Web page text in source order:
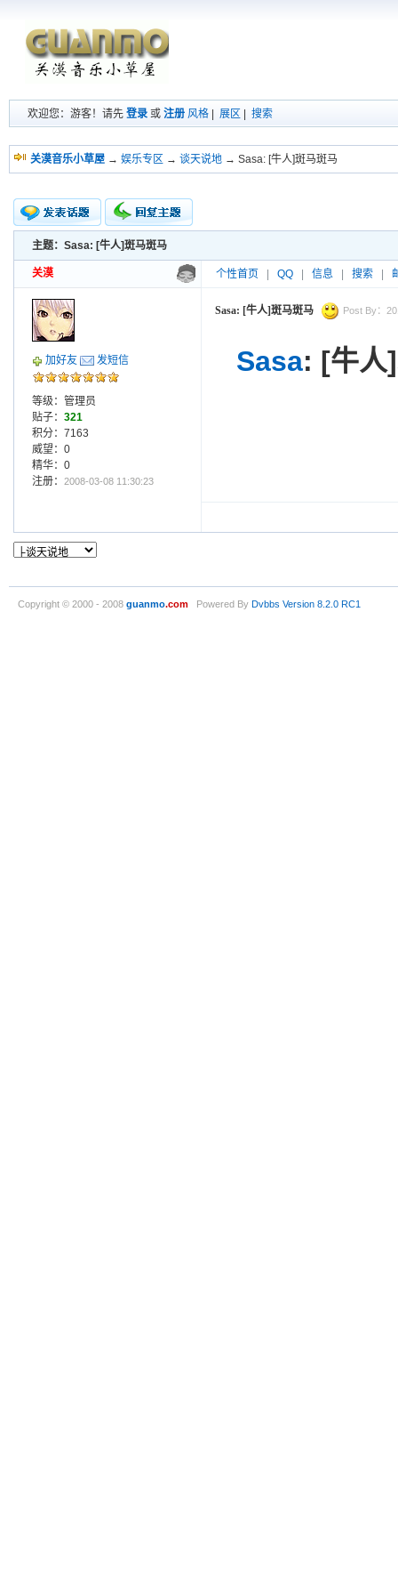
欢迎您：游客！请先 登录 或 注册 风格 展区 搜索
关漠音乐小草屋 → 娱乐专区 → 谈天说地 → Sasa: [牛人]斑马斑马
新的主题
投票帖
小字报
主题：Sasa: [牛人]斑马斑马
关漠 个性首页 QQ 信息 搜索
加好友 发短信
等级：管理员
贴子： 321
积分：7163
威望：0
精华：0
注册： 2008-03-08 11:30:23
Sasa: [牛人]斑马斑马 Post By：
Sasa: [牛人
Copyright © 2000 - 2008 guanmo.com Powered By Dvbbs Version 8.2.0 RC1